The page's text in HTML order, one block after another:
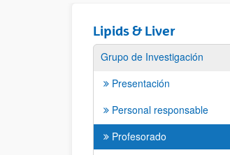
Lipids & Liver
Grupo de Investigación
Presentación
Personal responsable
Profesorado